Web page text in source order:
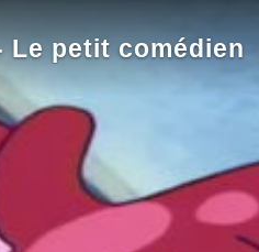
Le petit comédien